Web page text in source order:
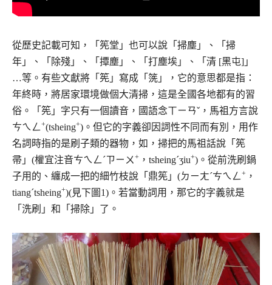
從歷史記載可知，「筅堂」也可以說「掃塵」、「掃
年」、「除殘」、「撢塵」、「打塵埃」、「清 [黑屯]」
…等。有些文獻將「筅」寫成「箲」，它的意思都是指：
年終時，將居家環境做個大清掃，這是全國各地都有的習
俗。「筅」字只有一個讀音，國語念ㄒㄧㄢˇ，馬祖方言說
ㄘㄟㄥ +(tsheing+)。但它的字義卻因詞性不同而有別，用作
名詞時指的是刷子類的器物，如，掃把的馬祖話說「筅
帚」(權宜注音ㄘㄟㄥˊㄗㄧㄨ + ，tsheingˊʒiu+)。從前洗刷鍋
子用的、纏成一把的細竹枝說「鼎筅」(ㄉㄧㄤˊㄘㄟㄥ + ，
tiangˊtsheing+)(見下圖1)。若當動詞用，那它的字義就是
「洗刷」和「掃除」了。